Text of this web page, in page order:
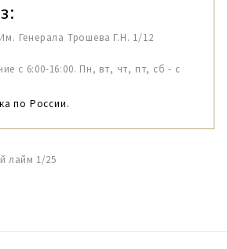
Генерала Трошева Г.Н. 1/12
с 6:00-16:00. Пн, вт, чт, пт, сб - с
по России.
лайм 1/25